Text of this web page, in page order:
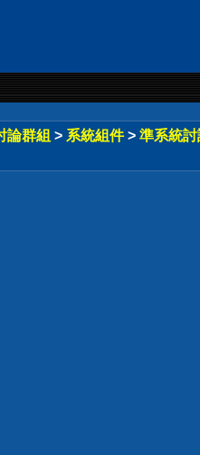
論群組 > 系統組件 > 準系統